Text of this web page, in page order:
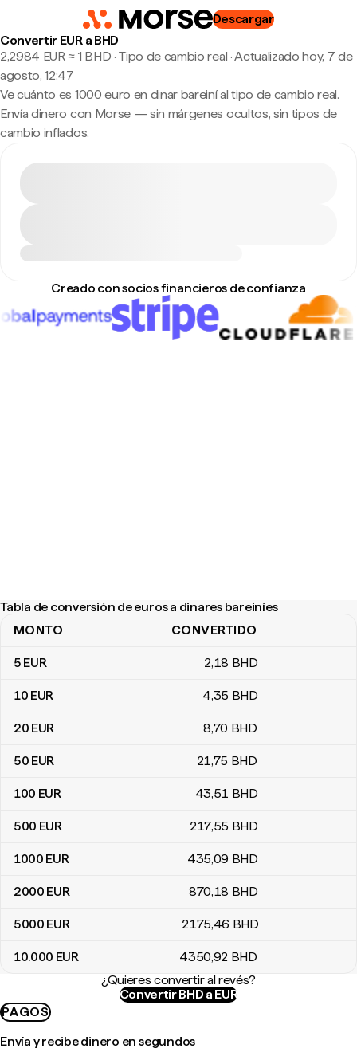
Descargar
Convertir EUR a BHD
2,2984 EUR ≈ 1 BHD · Tipo de cambio real ·Actualizado hoy, 7 de
agosto, 12:47
Ve cuánto es 1000 euro en dinar bareiní al tipo de cambio real.
Envía dinero con Morse — sin márgenes ocultos, sin tipos de
cambio inflados.
Creado con socios financieros de confianza
Tabla de conversión de euros a dinares bareiníes
Tabla de conversión de euros a dinares bareiníes
MONTO CONVERTIDO
5 EUR 2,18 BHD
10 EUR 4,35 BHD
20 EUR 8,70 BHD
50 EUR 21,75 BHD
100 EUR 43,51 BHD
500 EUR 217,55 BHD
1000 EUR 435,09 BHD
2000 EUR 870,18 BHD
5000 EUR 2175,46 BHD
10.000 EUR 4350,92 BHD
¿Quieres convertir al revés?
Convertir BHD a EUR
PAGOS
Envía y recibe dinero en segundos